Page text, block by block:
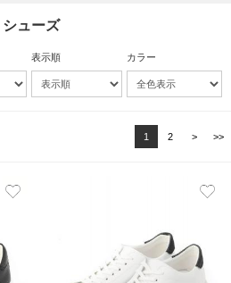
シューズ
表示順 カラー
1 2 > >>